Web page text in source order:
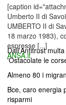
[caption
Umberto II di
UMBERTO II di
18 marzo 1983),
espresse [...]
ANSA.it
Dall'Antitrust
'Ostacolate le
Almeno 80 i
Bce, caro energia
risparmi